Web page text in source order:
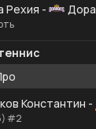
Рехия -
Константин -
#2